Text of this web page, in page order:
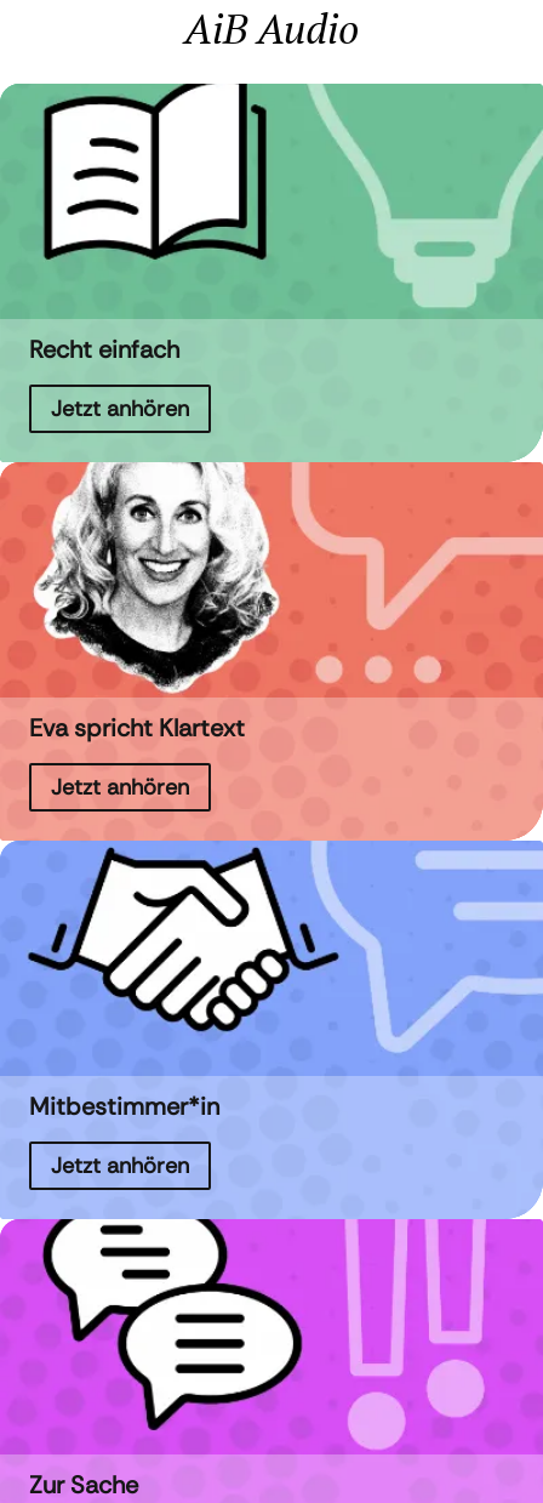
AiB Audio
Recht einfach
Jetzt anhören
Eva spricht Klartext
Jetzt anhören
Mitbestimmer*in
Jetzt anhören
Zur Sache